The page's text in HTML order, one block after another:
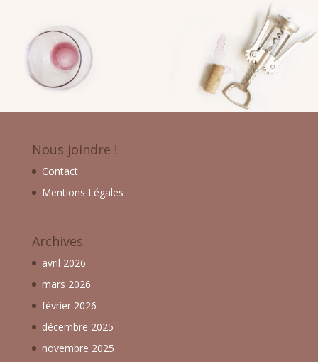
Nous joindre !
Contact
Mentions Légales
Archives
avril 2026
mars 2026
février 2026
décembre 2025
novembre 2025